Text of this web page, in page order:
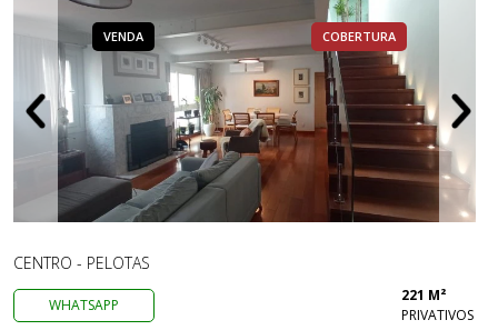
VENDA COBERTURA
CENTRO - PELOTAS
WHATSAPP
221 M²
PRIVATIVOS